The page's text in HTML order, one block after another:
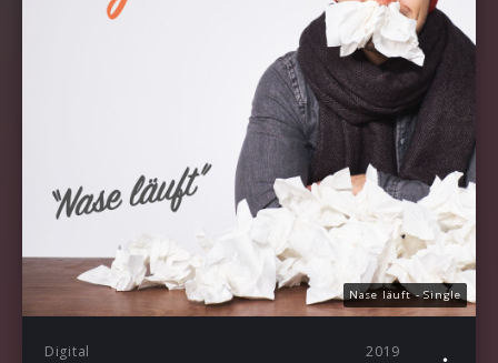
Nase läuft - Single
Digital 2019